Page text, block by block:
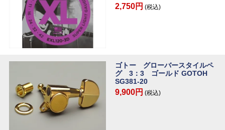
2,750円 (税込)
ゴトー グローバースタイルペ
グ 3：3 ゴールド GOTOH
SG381-20
9,900円 (税込)